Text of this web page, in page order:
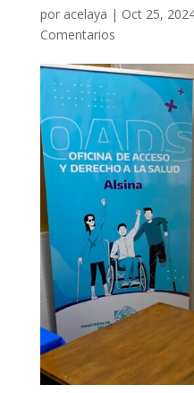
por acelaya | Oct 25,
Comentarios